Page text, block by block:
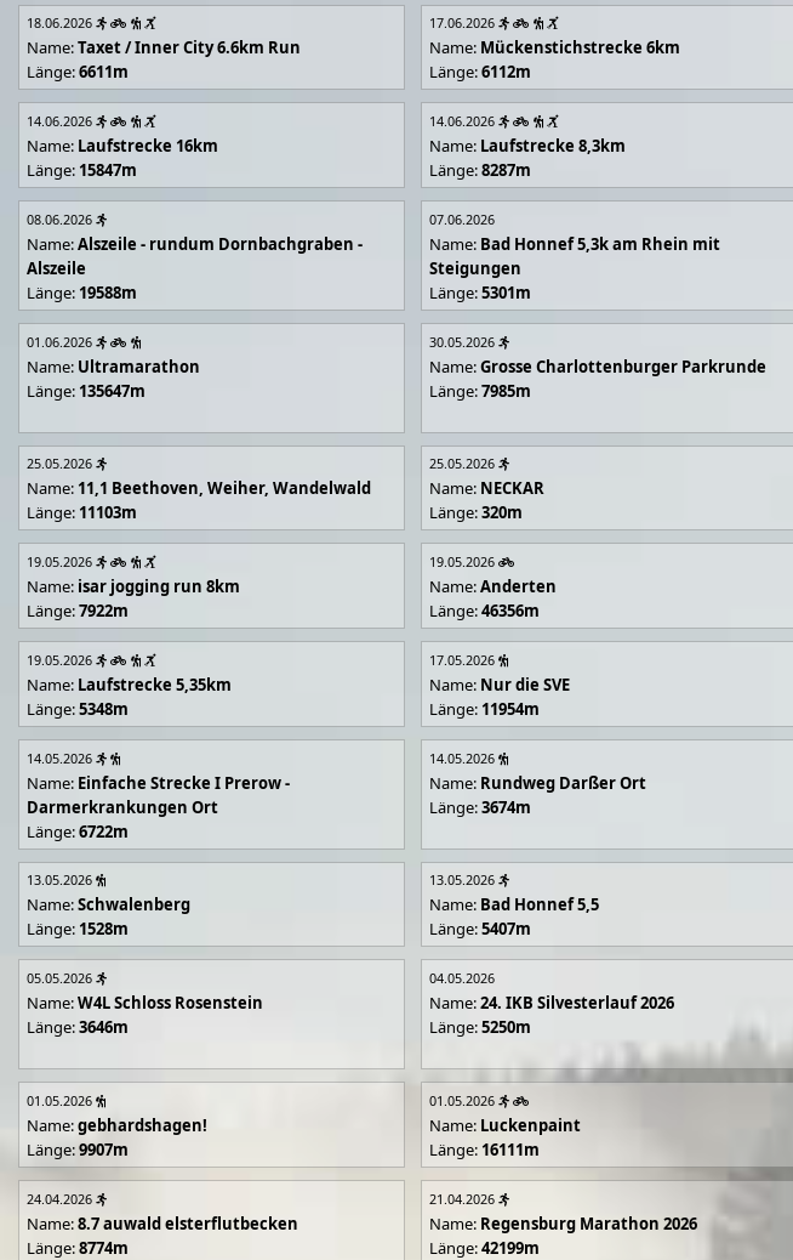
18.06.2026
Name:Taxet / Inner City 6.6km Run
Länge:6611m
17.06.2026
Name: Mückenstichstrecke 6km
Länge:6112m
14.06.2026
Name: Laufstrecke 16km
Länge: 15847m
14.06.2026
Name: Laufstrecke 8,3km
Länge:8287m
08.06.2026
Name:Alszeile - rundum Dornbachgraben -
Alszeile
Länge: 19588m
07.06.2026
Name: Bad Honnef 5,3k am Rhein mit
Steigungen
Länge:5301m
01.06.2026
Name: Ultramarathon
Länge: 135647m
30.05.2026
Name:Grosse Charlottenburger Parkrunde
Länge:7985m
25.05.2026
Name: 11,1 Beethoven, Weiher, Wandelwald
Länge: 11103m
25.05.2026
Name: NECKAR
Länge:320m
19.05.2026
Name: isar jogging run 8km
Länge:7922m
19.05.2026
Name:Anderten
Länge:46356m
19.05.2026
Name: Laufstrecke 5,35km
Länge:5348m
17.05.2026
Name: Nur die SVE
Länge: 11954m
14.05.2026
Name: Einfache Strecke I Prerow -
Darmerkrankungen Ort
Länge:6722m
14.05.2026
Name: Rundweg Darßer Ort
Länge:3674m
13.05.2026
Name:Schwalenberg
Länge: 1528m
13.05.2026
Name: Bad Honnef 5,5
Länge:5407m
05.05.2026
Name:W4L Schloss Rosenstein
Länge:3646m
04.05.2026
Name:24. IKB Silvesterlauf 2026
Länge:5250m
01.05.2026
Name:gebhardshagen!
Länge:9907m
01.05.2026
Name: Luckenpaint
Länge: 16111m
24.04.2026
Name:8.7 auwald elsterflutbecken
Länge:8774m
21.04.2026
Name: Regensburg Marathon 2026
Länge:42199m